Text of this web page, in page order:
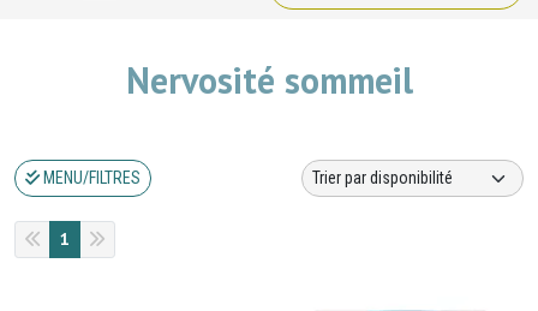
Nervosité sommeil
MENU/FILTRES
1